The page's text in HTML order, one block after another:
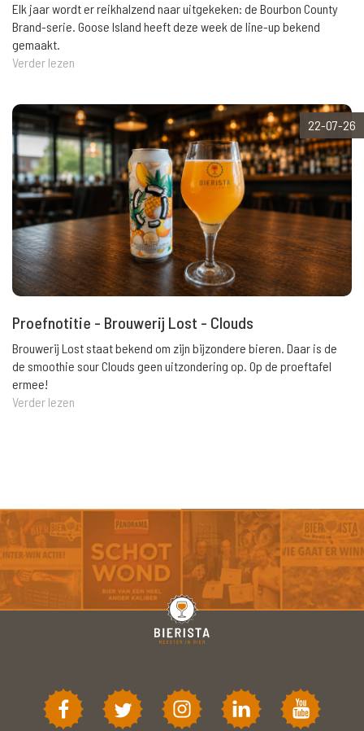
Elk jaar wordt er reikhalzend naar uitgekeken: de Bourbon County
Brand-serie. Goose Island heeft deze week de line-up bekend
gemaakt.
Verder lezen
22-07-26
Proefnotitie - Brouwerij Lost - Clouds
Brouwerij Lost staat bekend om zijn bijzondere bieren. Daar is de
de smoothie sour Clouds geen uitzondering op. Op de proeftafel
ermee!
Verder lezen